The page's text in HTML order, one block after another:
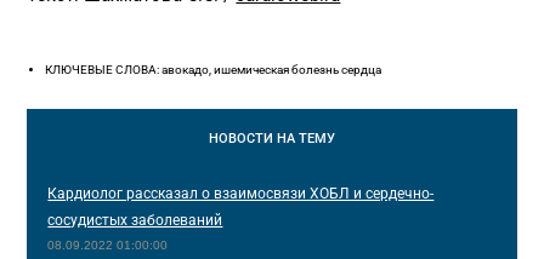
КЛЮЧЕВЫЕ СЛОВА: авокадо, ишемическая болезнь сердца
НОВОСТИ НА ТЕМУ
Кардиолог рассказал о взаимосвязи ХОБЛ и сердечно-
сосудистых заболеваний
08.09.2022 01:00:00